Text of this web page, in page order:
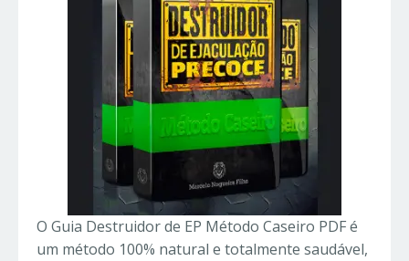
O Guia Destruidor de EP Método Caseiro PDF é
um método 100% natural e totalmente saudável,